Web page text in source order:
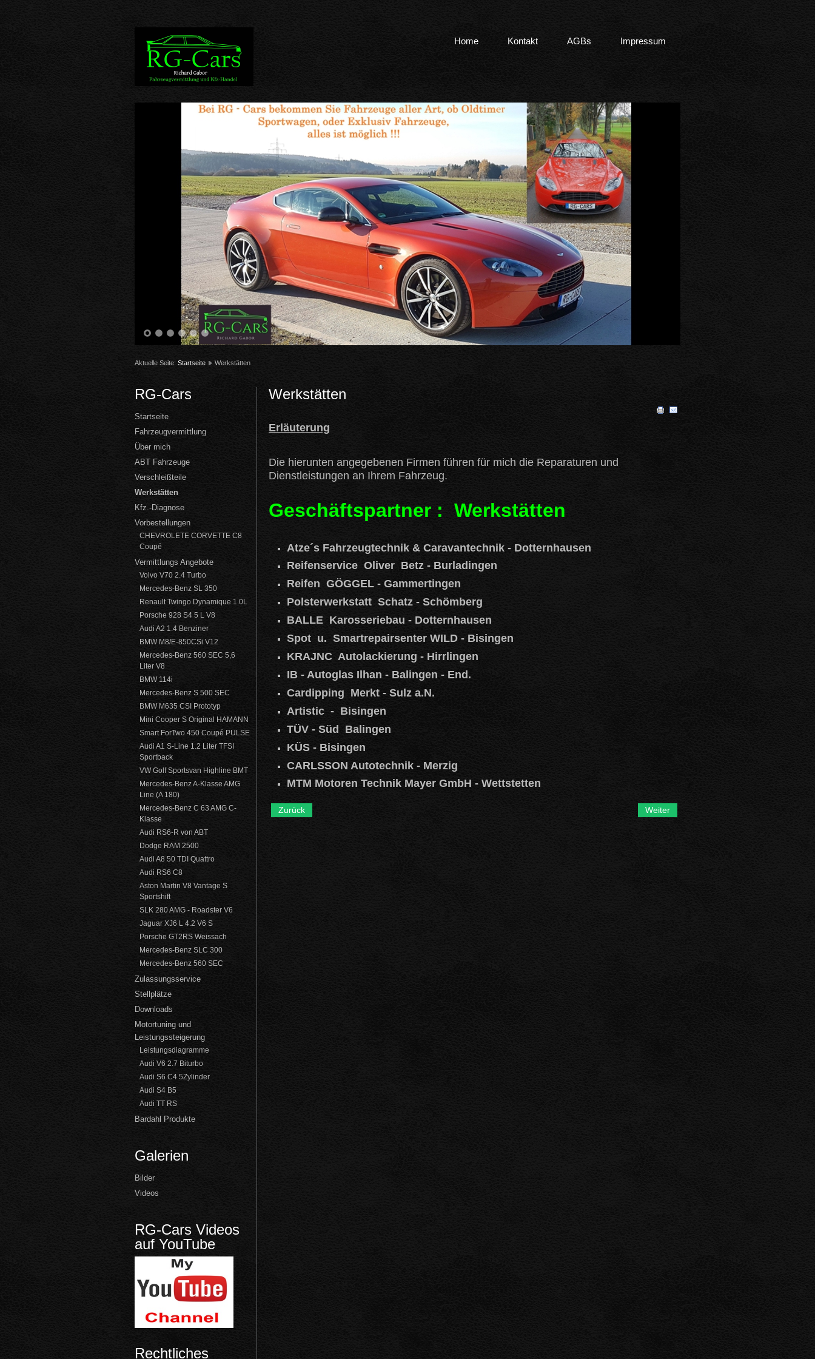
Home Kontakt AGBs Impressum
4 5 6
Aktuelle Seite: Startseite Werkstätten
RG-Cars
Startseite
Fahrzeugvermittlung
Über mich
ABT Fahrzeuge
Verschleißteile
Werkstätten
Kfz.-Diagnose
Vorbestellungen
CHEVROLETE CORVETTE C8
Coupé
Vermittlungs Angebote
Volvo V70 2.4 Turbo
Mercedes-Benz SL 350
Renault Twingo Dynamique 1.0L
Porsche 928 S4 5 L V8
Audi A2 1.4 Benziner
BMW M8/E-850CSi V12
Mercedes-Benz 560 SEC 5,6
Liter V8
BMW 114i
Mercedes-Benz S 500 SEC
BMW M635 CSI Prototyp
Mini Cooper S Original HAMANN
Smart ForTwo 450 Coupé PULSE
Audi A1 S-Line 1.2 Liter TFSI
Sportback
VW Golf Sportsvan Highline BMT
Mercedes-Benz A-Klasse AMG
Line (A 180)
Mercedes-Benz C 63 AMG C-
Klasse
Audi RS6-R von ABT
Dodge RAM 2500
Audi A8 50 TDI Quattro
Audi RS6 C8
Aston Martin V8 Vantage S
Sportshift
SLK 280 AMG - Roadster V6
Jaguar XJ6 L 4.2 V6 S
Porsche GT2RS Weissach
Mercedes-Benz SLC 300
Mercedes-Benz 560 SEC
Zulassungsservice
Stellplätze
Downloads
Motortuning und
Leistungssteigerung
Leistungsdiagramme
Audi V6 2.7 Biturbo
Audi S6 C4 5Zylinder
Audi S4 B5
Audi TT RS
Bardahl Produkte
Galerien
Bilder
Videos
RG-Cars Videos
auf YouTube
Rechtliches
Werkstätten
Erläuterung
Die hierunten angegebenen Firmen führen für mich die Reparaturen und
Dienstleistungen an Ihrem Fahrzeug.
Geschäftspartner : Werkstätten
Atze´s Fahrzeugtechnik & Caravantechnik - Dotternhausen
Reifenservice Oliver Betz - Burladingen
Reifen GÖGGEL - Gammertingen
Polsterwerkstatt Schatz - Schömberg
BALLE Karosseriebau - Dotternhausen
Spot u. Smartrepairsenter WILD - Bisingen
KRAJNC Autolackierung - Hirrlingen
IB - Autoglas Ilhan - Balingen - End.
Cardipping Merkt - Sulz a.N.
Artistic - Bisingen
TÜV - Süd Balingen
KÜS - Bisingen
CARLSSON Autotechnik - Merzig
MTM Motoren Technik Mayer GmbH - Wettstetten
Zurück Weiter